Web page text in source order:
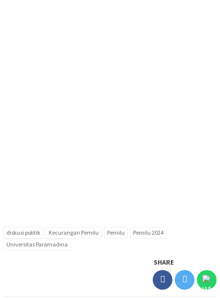
diskusi politik Kecurangan Pemilu Pemilu
Pemilu 2024
Universitas Paramadina
SHARE